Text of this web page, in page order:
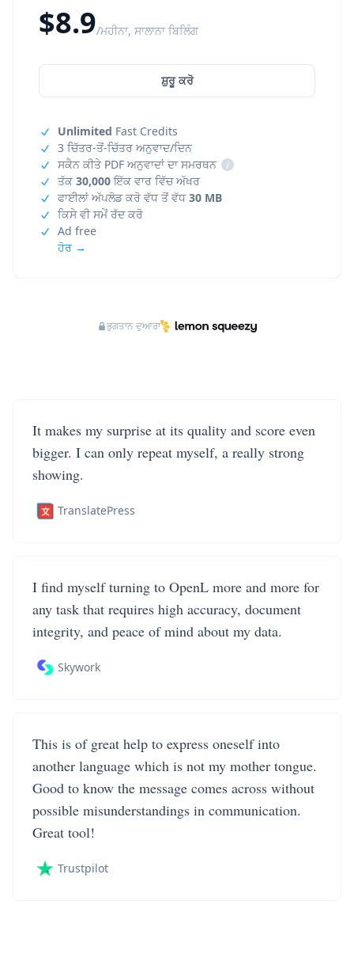
$8.9/ਮਹੀਨਾ, ਸਾਲਾਨਾ ਬਿਲਿੰਗ
ਸ਼ੁਰੂ ਕਰੋ
Unlimited Fast Credits
3 ਚਿੱਤਰ-ਤੋਂ-ਚਿੱਤਰ ਅਨੁਵਾਦ/ਦਿਨ
ਸਕੈਨ ਕੀਤੇ PDF ਅਨੁਵਾਦਾਂ ਦਾ ਸਮਰਥਨ
i
ਤੱਕ 30,000ਇੱਕ ਵਾਰ ਵਿੱਚ ਅੱਖਰ
ਫਾਈਲਾਂ ਅੱਪਲੋਡ ਕਰੋ ਵੱਧ ਤੋਂ ਵੱਧ 30 MB
ਕਿਸੇ ਵੀ ਸਮੇਂ ਰੱਦ ਕਰੋ
Ad free
ਹੋਰ →
ਭੁਗਤਾਨ ਦੁਆਰਾ
It makes my surprise at its quality and score even
bigger. I can only repeat myself, a really strong
showing.
TranslatePress
I find myself turning to OpenL more and more for
any task that requires high accuracy, document
integrity, and peace of mind about my data.
Skywork
This is of great help to express oneself into
another language which is not my mother tongue.
Good to know the message comes across without
possible misunderstandings in communication.
Great tool!
Trustpilot